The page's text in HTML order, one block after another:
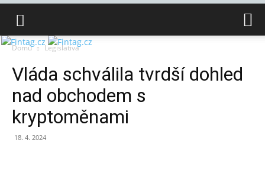
Domů Legislativa
Vláda schválila tvrdší dohled
nad obchodem s
kryptoměnami
18. 4. 2024